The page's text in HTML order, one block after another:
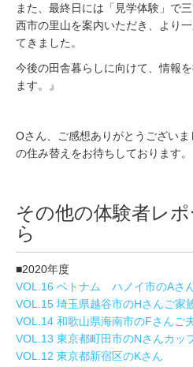
また、最終日には「見学体験」で
西市の里山を案内いただき、より
てきました。
今後の田舎暮らしに向けて、情報
ます。』
Oさん、ご感想ありがとうござい
の住み替えをお待ちしております。
その他の体験者レ
ら
■2020年度
VOL.16 ベトナム ハノイ市のAさ
VOL.15 埼玉県越谷市のHさんご家
VOL.14 和歌山県海南市のFさんご
VOL.13 東京都町田市のNさんカッ
VOL.12 東京都新宿区のKさん